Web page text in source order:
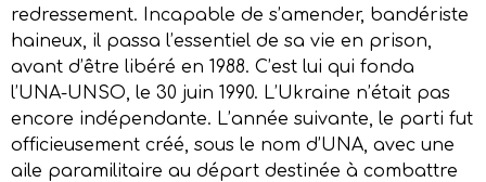
redressement. Incapable de s’amender, bandériste
haineux, il passa l’essentiel de sa vie en prison,
avant d’être libéré en 1988. C’est lui qui fonda
l’UNA-UNSO, le 30 juin 1990. L’Ukraine n’était pas
encore indépendante. L’année suivante, le parti fut
officieusement créé, sous le nom d’UNA, avec une
aile paramilitaire au départ destinée à combattre